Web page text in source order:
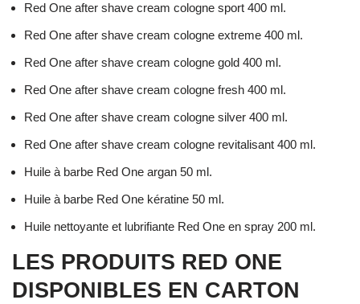
Red One after shave cream cologne sport 400 ml.
Red One after shave cream cologne extreme 400 ml.
Red One after shave cream cologne gold 400 ml.
Red One after shave cream cologne fresh 400 ml.
Red One after shave cream cologne silver 400 ml.
Red One after shave cream cologne revitalisant 400 ml.
Huile à barbe Red One argan 50 ml.
Huile à barbe Red One kératine 50 ml.
Huile nettoyante et lubrifiante Red One en spray 200 ml.
LES PRODUITS RED ONE
DISPONIBLES EN CARTON